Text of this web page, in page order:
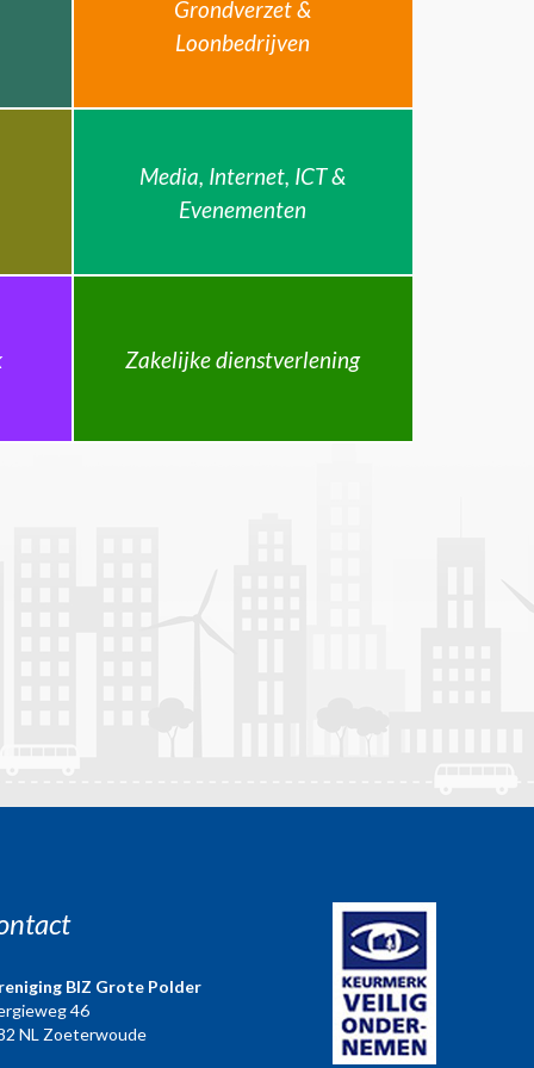
Grondverzet &
Loonbedrijven
Media, Internet, ICT &
Evenementen
Zakelijke dienstverlening
BIZ Grote Polder
46
NL Zoeterwoude